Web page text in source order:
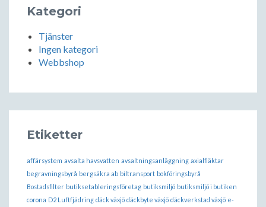
Kategori
Tjänster
Ingen kategori
Webbshop
Etiketter
affärsystem avsalta havsvatten avsaltningsanläggning axialfläktar
begravningsbyrå bergsäkra ab biltransport bokföringsbyrå
Bostadsfilter butiksetableringsföretag butiksmiljö butiksmiljö i butiken
corona D2 Luftfjädring däck växjö däckbyte växjö däckverkstad växjö e-